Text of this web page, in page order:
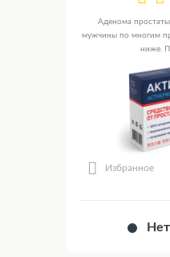
Аденома
мужчины по многим
ниже.
Избранное